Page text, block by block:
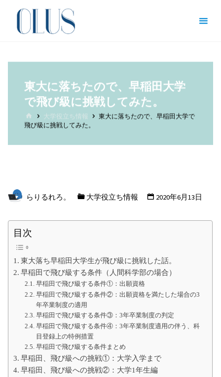
学・
文
学・
志
て
の
た
め
に
東大に落ちたので、早稲田大学
で飛び級に挑戦してみた。
ホ
ー
ム
大学役立ち情報
東大に落ちたので、早稲田大学で
飛び級に挑戦してみた。
らりるれろ。 大学役立ち情報 2020年6月13日
目次
東大落ち早稲田大学生が飛び級に挑戦した話。
早稲田で飛び級する条件（人間科学部の場合）
早稲田で飛び級する条件①：出願資格
早稲田で飛び級する条件②：出願資格を満たした場合の3
年卒業制度の適用
早稲田で飛び級する条件③：3年卒業制度の判定
早稲田で飛び級する条件④：3年卒業制度適用の伴う、科
目登録上の特例措置
早稲田で飛び級する条件まとめ
早稲田、飛び級への挑戦①：大学入学まで
早稲田、飛び級への挑戦②：大学1年生編